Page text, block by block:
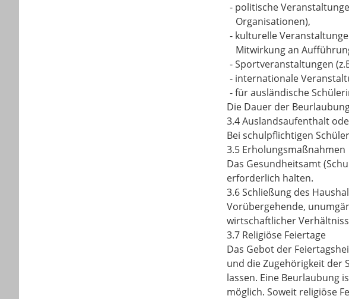
- politische
Organisationen),
- kulturelle
Mitwirkung an
-Sportveranstaltungen
- internationale
-für ausländische
Die Dauer der
3.4 Auslandsaufenthalt
Bei schulpflichtigen
3.5 Erholungsmaßnahmen
Das Gesundheitsamt
erforderlich halten.
3.6 Schließung des
Vorübergehende,
wirtschaftlicher
3.7 Religiöse Feiertage
Das Gebot der
und die Zugehörigkeit der
lassen. Eine Beurlaubung
möglich. Soweit religiöse